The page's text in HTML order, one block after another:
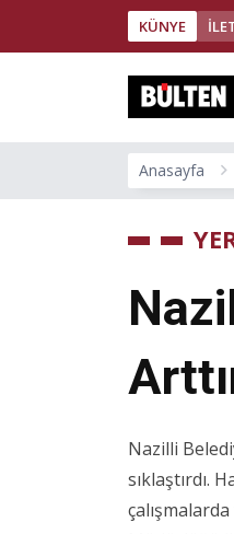
KÜNYE
Anasayfa
Nazilli
sıklaştırdı.